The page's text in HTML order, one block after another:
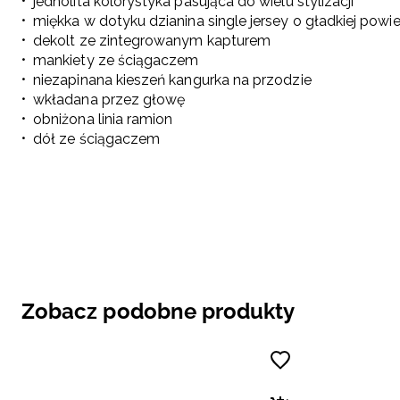
miękka w dotyku dzianina single jersey o gładkiej
dekolt ze zintegrowanym kapturem
mankiety ze ściągaczem
niezapinana kieszeń kangurka na przodzie
wkładana przez głowę
obniżona linia ramion
dół ze ściągaczem
Zobacz podobne produkty